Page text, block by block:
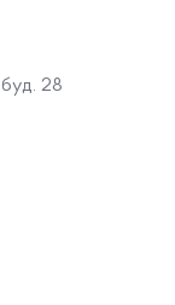
буд. 28